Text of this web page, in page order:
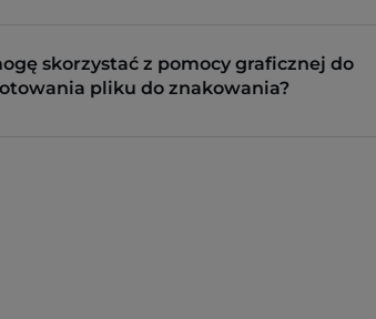
skorzystać z pomocy graficznej do
pliku do znakowania?